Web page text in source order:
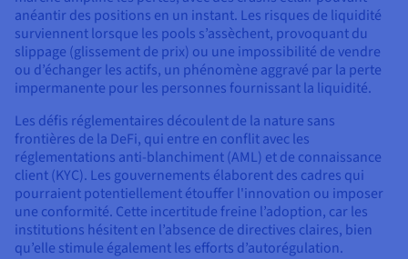
anéantir des positions en un instant. Les risques de liquidité
surviennent lorsque les pools s’assèchent, provoquant du
slippage (glissement de prix) ou une impossibilité de vendre
ou d’échanger les actifs, un phénomène aggravé par la perte
impermanente pour les personnes fournissant la liquidité.
Les défis réglementaires découlent de la nature sans
frontières de la DeFi, qui entre en conflit avec les
réglementations anti-blanchiment (AML) et de connaissance
client (KYC). Les gouvernements élaborent des cadres qui
pourraient potentiellement étouffer l'innovation ou imposer
une conformité. Cette incertitude freine l’adoption, car les
institutions hésitent en l’absence de directives claires, bien
qu’elle stimule également les efforts d’autorégulation.